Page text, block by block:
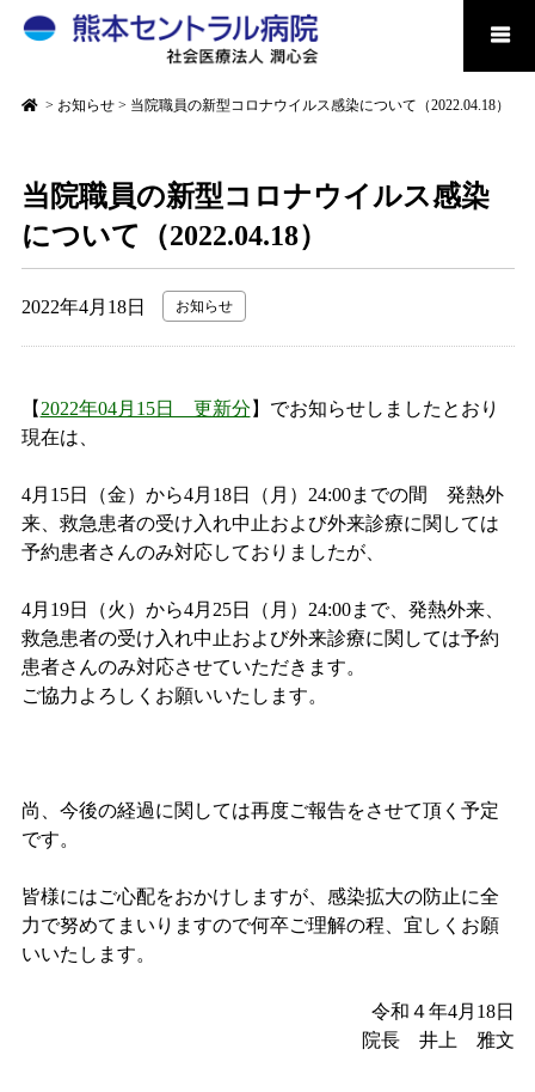
> お知らせ> 当院職員の新型コロナウイルス感染について（2022.04.18）
当院職員の新型コロナウイルス感染
について（2022.04.18）
2022年4月18日 お知らせ
【 2022年04月15日 更新分 】でお知らせしましたとおり
現在は、
4月15日（金）から4月18日（月）24:00までの間 発熱外
来、救急患者の受け入れ中止および外来診療に関しては
予約患者さんのみ対応しておりましたが、
4月19日（火）から4月25日（月）24:00まで、発熱外来、
救急患者の受け入れ中止および外来診療に関しては予約
患者さんのみ対応させていただきます。
ご協力よろしくお願いいたします。
尚、今後の経過に関しては再度ご報告をさせて頂く予定
です。
皆様にはご心配をおかけしますが、感染拡大の防止に全
力で努めてまいりますので何卒ご理解の程、宜しくお願
いいたします。
令和４年4月18日
院長 井上 雅文